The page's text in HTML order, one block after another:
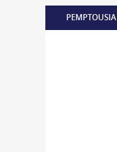
PEMPTOUSIA